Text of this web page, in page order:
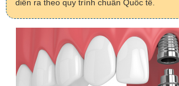
diễn ra theo quy trình chuẩn Quốc tế.